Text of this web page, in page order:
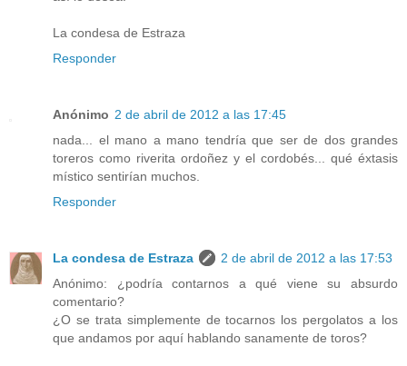
La condesa de Estraza
Responder
Anónimo 2 de abril de 2012 a las 17:45
nada... el mano a mano tendría que ser de dos grandes
toreros como riverita ordoñez y el cordobés... qué éxtasis
místico sentirían muchos.
Responder
La condesa de Estraza
2 de abril de 2012 a las 17:53
Anónimo: ¿podría contarnos a qué viene su absurdo
comentario?
¿O se trata simplemente de tocarnos los pergolatos a los
que andamos por aquí hablando sanamente de toros?